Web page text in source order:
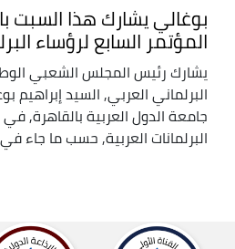
بوغالي يشارك هذا السبت
المؤتمر السابع لرؤساء
يشارك رئيس المجلس الشعبي
البرلماني العربي, السيد إبراهيم
جامعة الدول العربية بالقاهرة, في
البرلمانات العربية, حسب ما جاء في